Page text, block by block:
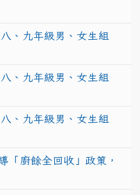
、九年級男、女生組
、九年級男、女生組
、九年級男、女生組
「廚餘全回收」政策，